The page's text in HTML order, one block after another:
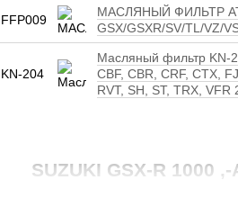
SUZUKI GSX-R 1000 ,-
FFP009
МАСЛЯНЫЙ ФИЛЬТР
GSX/GSXR/SV/TL/VZ/
KN-204
Масляный фильтр KN-
CBF, CBR, CRF, CTX,
RVT, SH, ST, TRX,